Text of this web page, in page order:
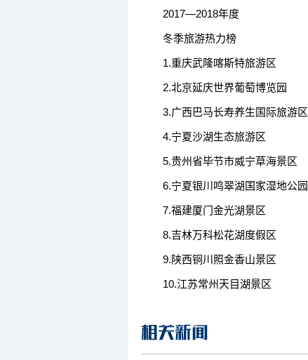
2017—2018年度
冬季旅游热力榜
1.重庆武隆喀斯特旅游区
2.北京延庆世界葡萄博览园
3.广西巴马长寿养生国际旅游区
4.宁夏沙湖生态旅游区
5.贵州省毕节市威宁草海景区
6.宁夏银川鸣翠湖国家湿地公园
7.福建厦门金光湖景区
8.吉林万科松花湖度假区
9.陕西铜川照金香山景区
10.江苏常州天目湖景区